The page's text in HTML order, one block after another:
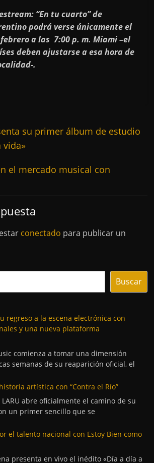
“En tu cuarto” de
podrá verse únicamente el
a las 7:00 p. m. Miami –el
deben ajustarse a esa hora de
.
su primer álbum de estudio
vida»
el mercado musical con
conectado para publicar un
Buscar
regreso a la escena electrónica con
y una nueva plataforma
comienza a tomar una dimensión
semanas de su reaparición oficial, el
artística con “Contra el Río”
LARU abre oficialmente el camino de su
un primer sencillo que se
el talento nacional con Estoy Bien como
presenta en vivo el inédito «Día a día a